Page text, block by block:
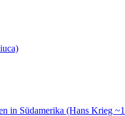
in Südamerika (Hans Krieg